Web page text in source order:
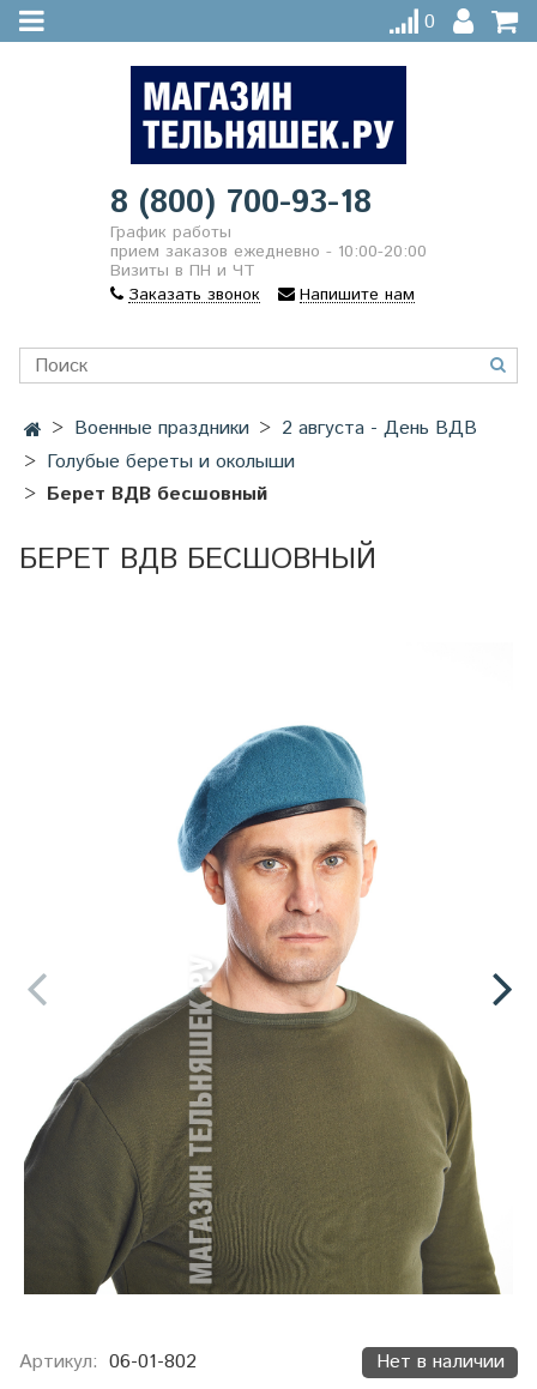
0
8 (800) 700-93-18
График работы
прием заказов ежедневно - 10:00-20:00
Визиты в ПН и ЧТ
Заказать звонок
Напишите нам
Военные праздники
2 августа - День ВДВ
Голубые береты и околыши
Берет ВДВ бесшовный
БЕРЕТ ВДВ БЕСШОВНЫЙ
Артикул: 06-01-802 Нет в наличии